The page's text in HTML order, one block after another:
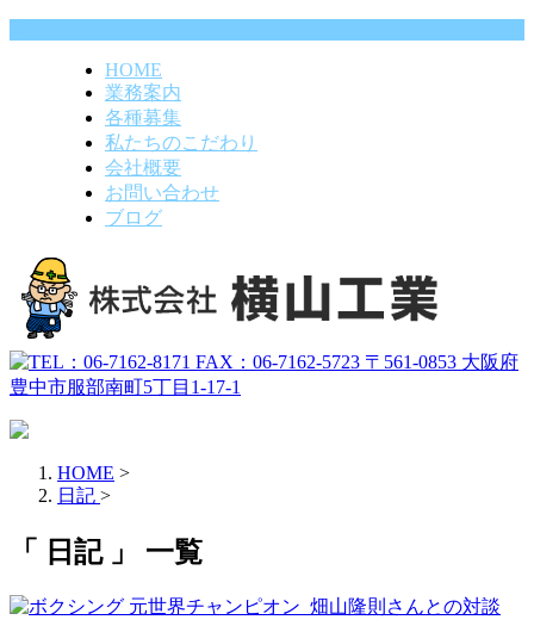
HOME
業務案内
各種募集
私たちのこだわり
会社概要
お問い合わせ
ブログ
HOME >
日記 >
「 日記 」 一覧